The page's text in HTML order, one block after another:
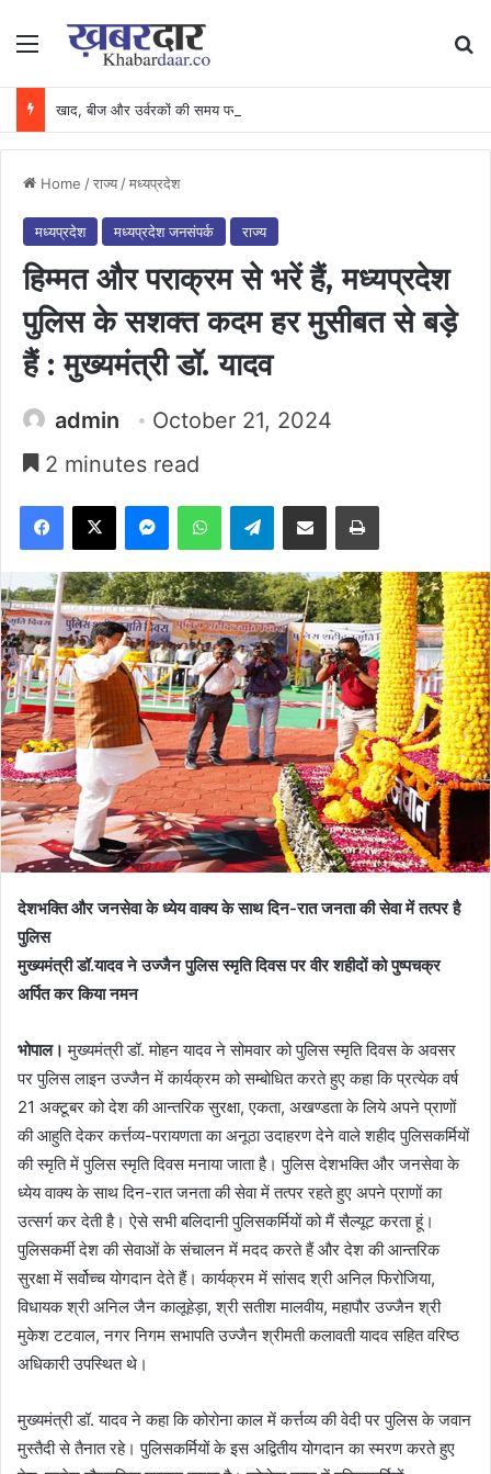
Menu
Home /राज्य /मध्यप्रदेश
मध्यप्रदेश मध्यप्रदेश जनसंपर्क राज्य
हिम्मत और पराक्रम से भरें हैं, मध्यप्रदेश
पुलिस के सशक्त कदम हर मुसीबत से बड़े
हैं : मुख्यमंत्री डॉ. यादव
admin
October 21, 2024
2 minutes read
Facebook
X MessengerWhatsAppTelegramShare via Email Print
देशभक्ति और जनसेवा के ध्येय वाक्य के साथ दिन-रात जनता की सेवा में तत्पर है
पुलिस
मुख्यमंत्री डॉ.यादव ने उज्जैन पुलिस स्मृति दिवस पर वीर शहीदों को पुष्पचक्र
अर्पित कर किया नमन
भोपाल। मुख्यमंत्री डॉ. मोहन यादव ने सोमवार को पुलिस स्मृति दिवस के अवसर
पर पुलिस लाइन उज्जैन में कार्यक्रम को सम्बोधित करते हुए कहा कि प्रत्येक वर्ष
21 अक्टूबर को देश की आन्तरिक सुरक्षा, एकता, अखण्डता के लिये अपने प्राणों
की आहुति देकर कर्त्तव्य-परायणता का अनूठा उदाहरण देने वाले शहीद पुलिसकर्मियों
की स्मृति में पुलिस स्मृति दिवस मनाया जाता है। पुलिस देशभक्ति और जनसेवा के
ध्येय वाक्य के साथ दिन-रात जनता की सेवा में तत्पर रहते हुए अपने प्राणों का
उत्सर्ग कर देती है। ऐसे सभी बलिदानी पुलिसकर्मियों को मैं सैल्यूट करता हूं।
पुलिसकर्मी देश की सेवाओं के संचालन में मदद करते हैं और देश की आन्तरिक
सुरक्षा में सर्वोच्च योगदान देते हैं। कार्यक्रम में सांसद श्री अनिल फिरोजिया,
विधायक श्री अनिल जैन कालूहेड़ा, श्री सतीश मालवीय, महापौर उज्जैन श्री
मुकेश टटवाल, नगर निगम सभापति उज्जैन श्रीमती कलावती यादव सहित वरिष्ठ
अधिकारी उपस्थित थे।
मुख्यमंत्री डॉ. यादव ने कहा कि कोरोना काल में कर्त्तव्य की वेदी पर पुलिस के जवान
मुस्तैदी से तैनात रहे। पुलिसकर्मियों के इस अद्वितीय योगदान का स्मरण करते हुए